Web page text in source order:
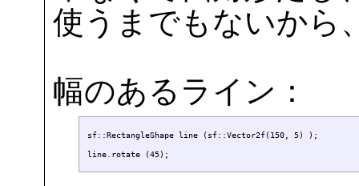
使うまでもないから
幅のあるライン：
sf::RectangleShape line (sf::Vector2f(150, 5) );